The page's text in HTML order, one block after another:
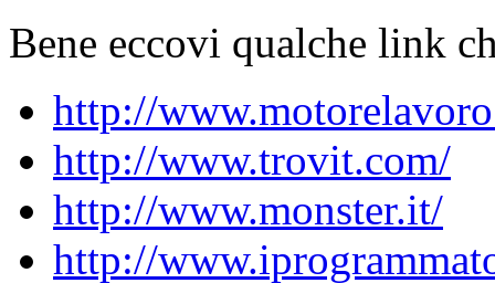
Bene eccovi qualche link
http://
http://www.trovit.com/
http://www.monster.it/
http://